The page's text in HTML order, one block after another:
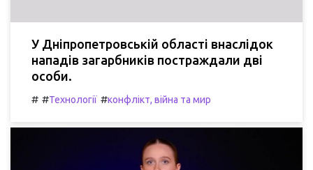
У Дніпропетровській області внаслідок
нападів загарбників постраждали дві
особи.
# #Технології #конфлікт, війна та мир